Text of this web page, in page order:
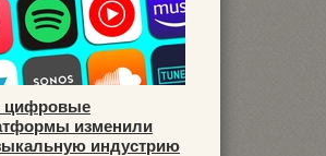
цифровые
изменили
индустрию